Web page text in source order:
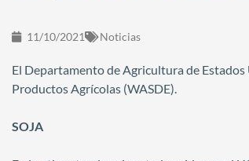
11/10/2021 Noticias
El Departamento de Agricultura de
Productos Agrícolas (WASDE).
SOJA